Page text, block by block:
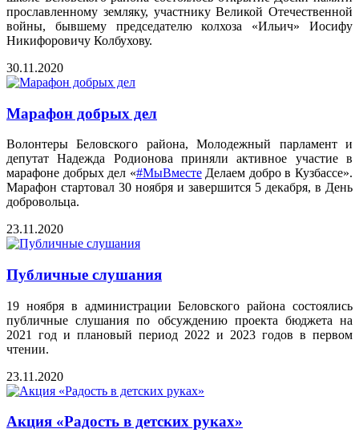
прославленному земляку, участнику Великой Отечественной
войны, бывшему председателю колхоза «Ильич» Иосифу
Никифоровичу Колбухову.
30.11.2020
Марафон добрых дел
Волонтеры Беловского района, Молодежный парламент и
депутат Надежда Родионова приняли активное участие в
марафоне добрых дел «#МыВместеДелаем добро в Кузбассе».
Марафон стартовал 30 ноября и завершится 5 декабря, в День
добровольца.
23.11.2020
Публичные слушания
19 ноября в администрации Беловского района состоялись
публичные слушания по обсуждению проекта бюджета на
2021 год и плановый период 2022 и 2023 годов в первом
чтении.
23.11.2020
Акция «Радость в детских руках»